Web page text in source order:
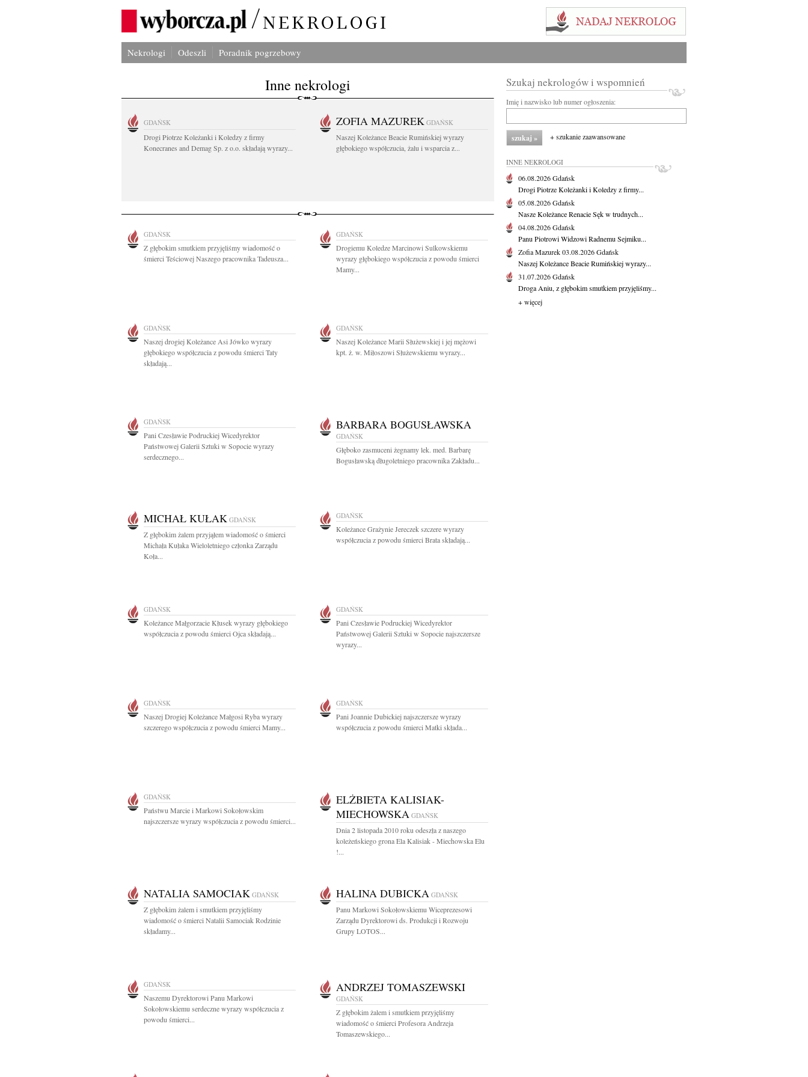
Nekrologi Odeszli Poradnik pogrzebowy
Inne nekrologi
GDAŃSK
Drogi Piotrze Koleżanki i Koledzy z firmy
Konecranes and Demag Sp. z o.o. składają wyrazy...
ZOFIA MAZUREK GDAŃSK
Naszej Koleżance Beacie Rumińskiej wyrazy
głębokiego współczucia, żalu i wsparcia z...
GDAŃSK
Z głębokim smutkiem przyjęliśmy wiadomość o
śmierci Teściowej Naszego pracownika Tadeusza...
GDAŃSK
Drogiemu Koledze Marcinowi Sulkowskiemu
wyrazy głębokiego współczucia z powodu śmierci
Mamy...
GDAŃSK
Naszej drogiej Koleżance Asi Jówko wyrazy
głębokiego współczucia z powodu śmierci Taty
składają...
GDAŃSK
Naszej Koleżance Marii Służewskiej i jej mężowi
kpt. ż. w. Miłoszowi Służewskiemu wyrazy...
GDAŃSK
Pani Czesławie Podruckiej Wicedyrektor
Państwowej Galerii Sztuki w Sopocie wyrazy
serdecznego...
BARBARA BOGUSŁAWSKA
GDAŃSK
Głęboko zasmuceni żegnamy lek. med. Barbarę
Bogusławską długoletniego pracownika Zakładu...
MICHAŁ KUŁAK GDAŃSK
Z głębokim żalem przyjąłem wiadomość o śmierci
Michała Kułaka Wieloletniego członka Zarządu
Koła...
GDAŃSK
Koleżance Grażynie Jereczek szczere wyrazy
współczucia z powodu śmierci Brata składają...
GDAŃSK
Koleżance Małgorzacie Kłusek wyrazy głębokiego
współczucia z powodu śmierci Ojca składają...
GDAŃSK
Pani Czesławie Podruckiej Wicedyrektor
Państwowej Galerii Sztuki w Sopocie najszczersze
wyrazy...
GDAŃSK
Naszej Drogiej Koleżance Małgosi Ryba wyrazy
szczerego współczucia z powodu śmierci Mamy...
GDAŃSK
Pani Joannie Dubickiej najszczersze wyrazy
współczucia z powodu śmierci Matki składa...
GDAŃSK
Państwu Marcie i Markowi Sokołowskim
najszczersze wyrazy współczucia z powodu śmierci...
ELŻBIETA KALISIAK-
MIECHOWSKA GDAŃSK
Dnia 2 listopada 2010 roku odeszła z naszego
koleżeńskiego grona Ela Kalisiak - Miechowska Elu
!...
NATALIA SAMOCIAK GDAŃSK
Z głębokim żalem i smutkiem przyjęliśmy
wiadomość o śmierci Natalii Samociak Rodzinie
składamy...
HALINA DUBICKA GDAŃSK
Panu Markowi Sokołowskiemu Wiceprezesowi
Zarządu Dyrektorowi ds. Produkcji i Rozwoju
Grupy LOTOS...
GDAŃSK
Naszemu Dyrektorowi Panu Markowi
Sokołowskiemu serdeczne wyrazy współczucia z
powodu śmierci...
ANDRZEJ TOMASZEWSKI
GDAŃSK
Z głębokim żalem i smutkiem przyjęliśmy
wiadomość o śmierci Profesora Andrzeja
Tomaszewskiego...
Szukaj nekrologów i wspomnień
Imię i nazwisko lub numer ogłoszenia:
+ szukanie zaawansowane
INNE NEKROLOGI
06.08.2026Gdańsk
Drogi Piotrze Koleżanki i Koledzy z firmy...
05.08.2026Gdańsk
Nasze Koleżance Renacie Sęk w trudnych...
04.08.2026Gdańsk
Panu Piotrowi Widzowi Radnemu Sejmiku...
Zofia Mazurek03.08.2026Gdańsk
Naszej Koleżance Beacie Rumińskiej wyrazy...
31.07.2026Gdańsk
Droga Aniu, z głębokim smutkiem przyjęliśmy...
+ więcej